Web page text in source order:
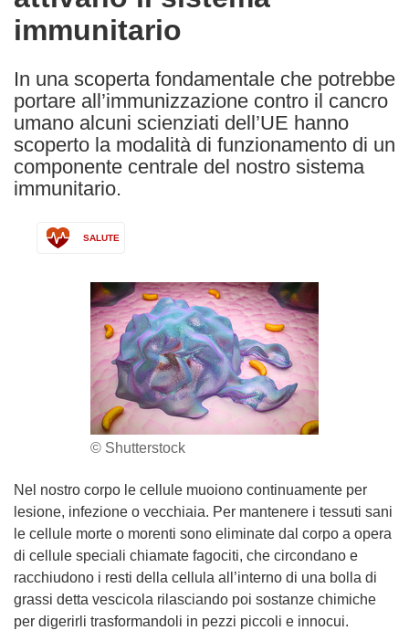
languages:
immunitario
In una scoperta fondamentale che potrebbe
portare all’immunizzazione contro il cancro
umano alcuni scienziati dell’UE hanno
scoperto la modalità di funzionamento di un
componente centrale del nostro sistema
immunitario.
SALUTE
© Shutterstock
Nel nostro corpo le cellule muoiono continuamente per
lesione, infezione o vecchiaia. Per mantenere i tessuti sani
le cellule morte o morenti sono eliminate dal corpo a opera
di cellule speciali chiamate fagociti, che circondano e
racchiudono i resti della cellula all’interno di una bolla di
grassi detta vescicola rilasciando poi sostanze chimiche
per digerirli trasformandoli in pezzi piccoli e innocui.